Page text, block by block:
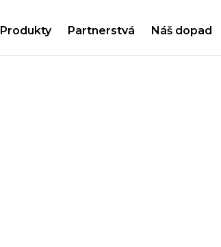
Produkty Partnerstvá Náš dopad